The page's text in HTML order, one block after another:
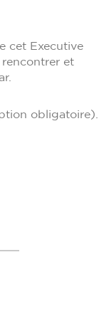
cet Executive
rencontrer et
obligatoire).